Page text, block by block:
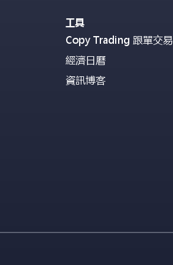
工具
Copy Trading 跟單交易
經濟日曆
資訊博客